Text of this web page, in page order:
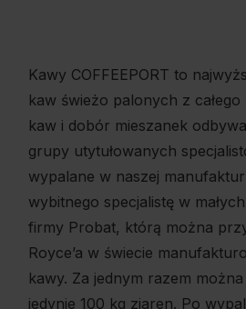
Kawy COFFEEPORT to
kaw świeżo palonych z całego
kaw i dobór mieszanek
grupy utytułowanych
wypalane w naszej
wybitnego specjalistę w
firmy Probat, którą można
Royce’a w świecie
kawy. Za jednym razem
jedynie 100 kg ziaren. Po